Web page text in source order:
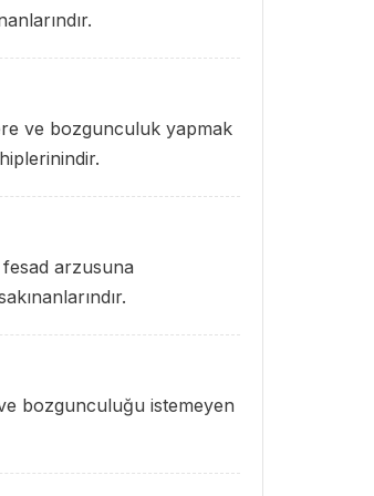
ve bozgunculuk yapmak
arzusuna
bozgunculuğu istemeyen